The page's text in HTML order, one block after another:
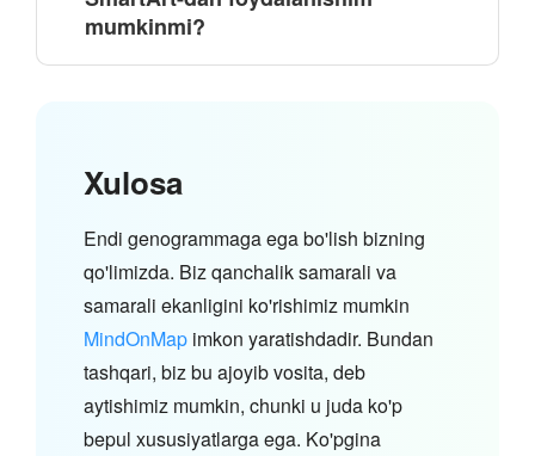
mumkinmi?
Xulosa
Endi genogrammaga ega bo'lish bizning
qo'limizda. Biz qanchalik samarali va
samarali ekanligini ko'rishimiz mumkin
MindOnMap imkon yaratishdadir. Bundan
tashqari, biz bu ajoyib vosita, deb
aytishimiz mumkin, chunki u juda ko'p
bepul xususiyatlarga ega. Ko'pgina